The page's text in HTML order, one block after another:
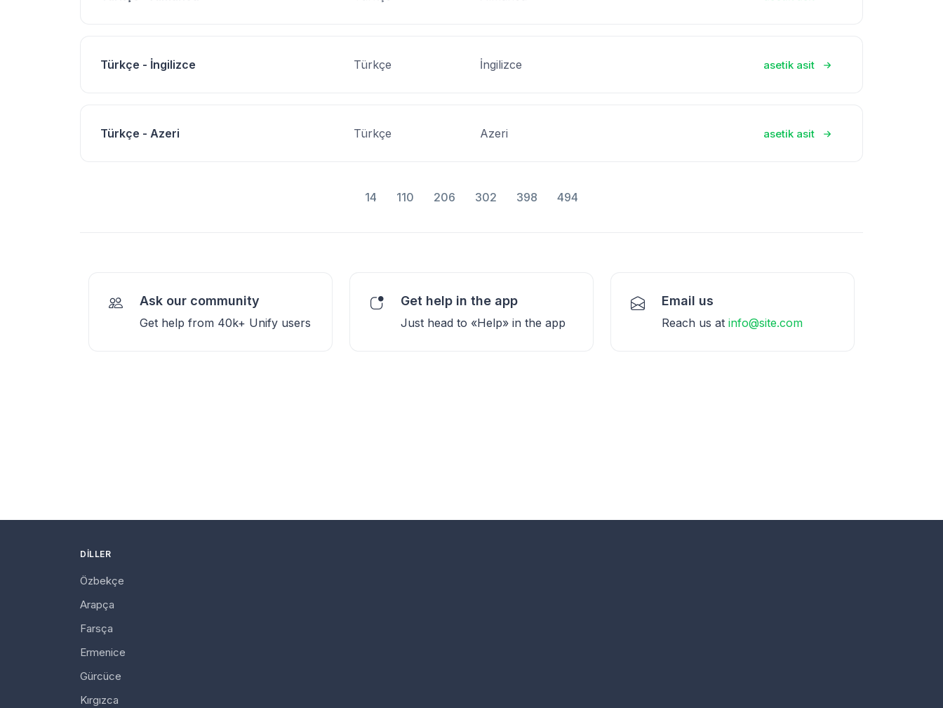
Türkçe - İngilizce Türkçe İngilizce asetik asit
Türkçe - Azeri Türkçe Azeri asetik asit
14 110 206 302 398 494
Ask our community
Get help from 40k+ Unify users
Get help in the app
Just head to «Help» in the app
Email us
Reach us at info@site.com
DILLER
Özbekçe
Arapça
Farsça
Ermenice
Gürcüce
Kırgızca